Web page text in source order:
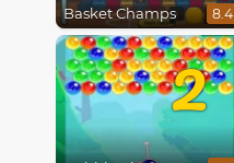
Basket Champs 8.4
2